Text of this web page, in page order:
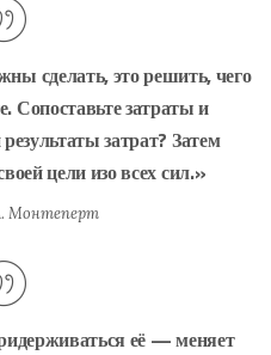
сделать, это решить, чего
Сопоставьте затраты и
затрат? Затем
цели изо всех сил.»
Монтеперт
её — меняет